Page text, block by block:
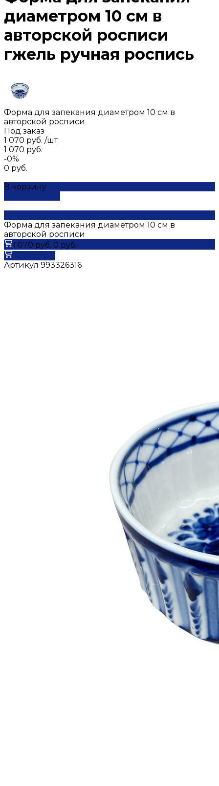
диаметром 10 см в
авторской росписи
гжель ручная роспись
Форма для запекания диаметром 10 см в
авторской росписи
Под заказ
1 070 руб. /шт
1 070 руб.
-0%
0 руб.
В корзину
Форма для запекания диаметром 10 см в
авторской росписи
1 070 руб. 0 руб.
Артикул 993326316